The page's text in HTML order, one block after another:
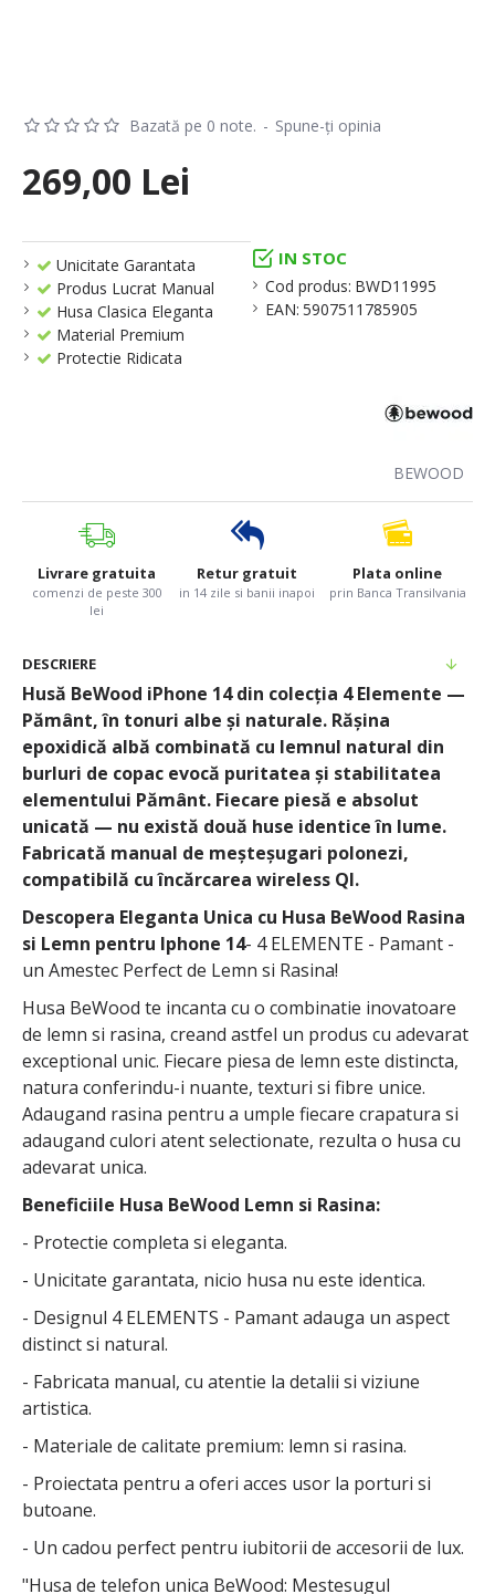
Unicitate Garantata
Produs Lucrat Manual
Husa Clasica Eleganta
Material Premium
Protectie Ridicata
IN STOC
Cod produs: BWD11995
EAN: 5907511785905
BEWOOD
Bazată pe 0 note. - Spune-ţi opinia
269,00 Lei
Livrare gratuita
comenzi de peste 300
lei
Retur gratuit
in 14 zile si banii inapoi
Plata online
prin Banca Transilvania
DESCRIERE
Husă BeWood iPhone 14 din colecția 4 Elemente —
Pământ, în tonuri albe și naturale. Rășina
epoxidică albă combinată cu lemnul natural din
burluri de copac evocă puritatea și stabilitatea
elementului Pământ. Fiecare piesă e absolut
unicată — nu există două huse identice în lume.
Fabricată manual de meșteșugari polonezi,
compatibilă cu încărcarea wireless QI.
Descopera Eleganta Unica cu Husa BeWood Rasina
si Lemn pentru Iphone 14- 4 ELEMENTE - Pamant -
un Amestec Perfect de Lemn si Rasina!
Husa BeWood te incanta cu o combinatie inovatoare
de lemn si rasina, creand astfel un produs cu adevarat
exceptional unic. Fiecare piesa de lemn este distincta,
natura conferindu-i nuante, texturi si fibre unice.
Adaugand rasina pentru a umple fiecare crapatura si
adaugand culori atent selectionate, rezulta o husa cu
adevarat unica.
Beneficiile Husa BeWood Lemn si Rasina:
- Protectie completa si eleganta.
- Unicitate garantata, nicio husa nu este identica.
- Designul 4 ELEMENTS - Pamant adauga un aspect
distinct si natural.
- Fabricata manual, cu atentie la detalii si viziune
artistica.
- Materiale de calitate premium: lemn si rasina.
- Proiectata pentru a oferi acces usor la porturi si
butoane.
- Un cadou perfect pentru iubitorii de accesorii de lux.
"Husa de telefon unica BeWood: Mestesugul